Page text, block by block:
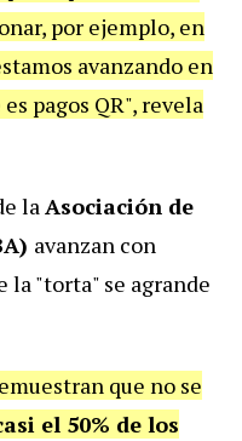
por ejemplo, en
avanzando en
pagos QR", revela
laAsociación de
avanzan con
"torta" se agrande
que no se
el 50% de los